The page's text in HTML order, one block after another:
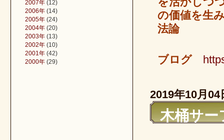
の価値を生
法論
ブログ
2019年10月04
木桶サー
2007年 (12)
2006年 (14)
2005年 (24)
2004年 (20)
2003年 (13)
2002年 (10)
2001年 (42)
2000年 (29)